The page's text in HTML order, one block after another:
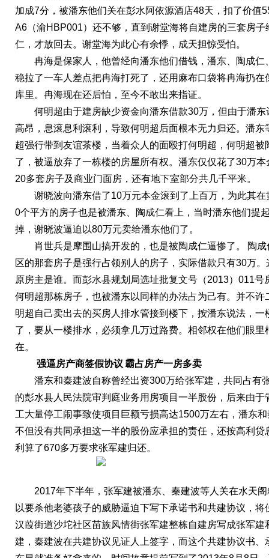
加成7分，被潘东他们关在彭水阿依源酒店48天，扣了价值
A6（渝HBP001）还不够，直到谢堂海将自建房的三套房子
仁 ，才放回去。谢堂海为此心有余悸，成天担惊受怕。
冉海是保家人，他曾经向潘东他们借钱，潘东、陶成仁
稳拉了一车人差点把冉海打死了，还用麻布口袋将冉海扔在
库里。冉海现在还后怕，至今不敢出来指证。
何明超由于建房缺少资金向潘东借款30万，但由于潘东
高昂，息滚息利滚利，导致何明超后面根本无力归还。潘东
超强行带到友谊茶楼，当着众人的面殴打何明超，何明超被
了，被逼放弃了一栋楼的房屋所有权。潘东仅仅花了30万本
20多套房子及商业门面房，还有地下室部分共几千平米。
谢晓波向潘东借了10万元本金滚到了上百万，为此其在
0个平方的房子也是被潘东、陶成仁看上，当时潘东他们提
掉，谢晓波逼迫以80万元卖给潘东他们了。
肖世兵是摩围山搞开发的，也是被陶成仁逼惨了。 陶成
区的那套房子是强行占领别人的房子，实际借款只有30万。
原房主是谁。而彭水县规划局选址批复文号（2013）011号
何明超那栋房子，也被潘东以同样的办法占为己有。并不许
明超自己卖出去的买房人排水管接到楼下，按潘东说法，一
了，要从一楼排水，必须拿几万过路费。相邻权在他们眼里
在。
强逼房产商签假协议 霸占房产一房多卖
潘东和秦建波自称曾经出资300万给张军建，共同占有
的彭水县人民法院审判庭业务用房项目一半股份， 后来由于
工大量停工闹事致使项目巨额亏损高达1500万左右，潘东
不但没有共同承担这一半的股份应承担的责任，还按高利贷
利算了670多万要求张军建归还。
2017年下半年，张军建被潘东、秦建波等人关在水天
以要杀他老婆孩子的威胁逼迫下写下承诺书和共建协议，将
汉葭街道沙坨社区苗族风情街张军建整栋自建房写成张军建
建，秦建波在共建协议见证人上签字，而这个共建协议书、